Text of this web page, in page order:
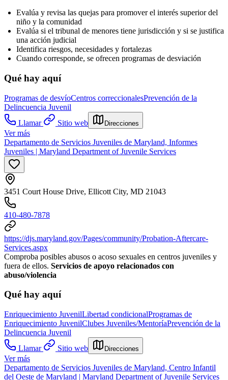
Evalúa y revisa las quejas para promover el interés superior del
niño y la comunidad
Evalúa si el tribunal de menores tiene jurisdicción y si se justifica
una acción judicial
Identifica riesgos, necesidades y fortalezas
Cuando corresponde, se ofrecen programas de desviación
Qué hay aquí
Programas de desvíoCentros correccionalesPrevención de la
Delincuencia Juvenil
Llamar
Sitio web Direcciones
Ver más
Departamento de Servicios Juveniles de Maryland, Informes
Juveniles | Maryland Department of Juvenile Services
3451 Court House Drive, Ellicott City, MD 21043
410-480-7878
https://djs.maryland.gov/Pages/community/Probation-Aftercare-
Services.aspx
Comproba posibles abusos o acoso sexuales en centros juveniles y
fuera de ellos. Servicios de apoyo relacionados con
abuso/violencia
Qué hay aquí
Enriquecimiento JuvenilLibertad condicionalProgramas de
Enriquecimiento JuvenilClubes Juveniles/MentoríaPrevención de la
Delincuencia Juvenil
Llamar
Sitio web Direcciones
Ver más
Departamento de Servicios Juveniles de Maryland, Centro Infantil
del Oeste de Maryland | Maryland Department of Juvenile Services